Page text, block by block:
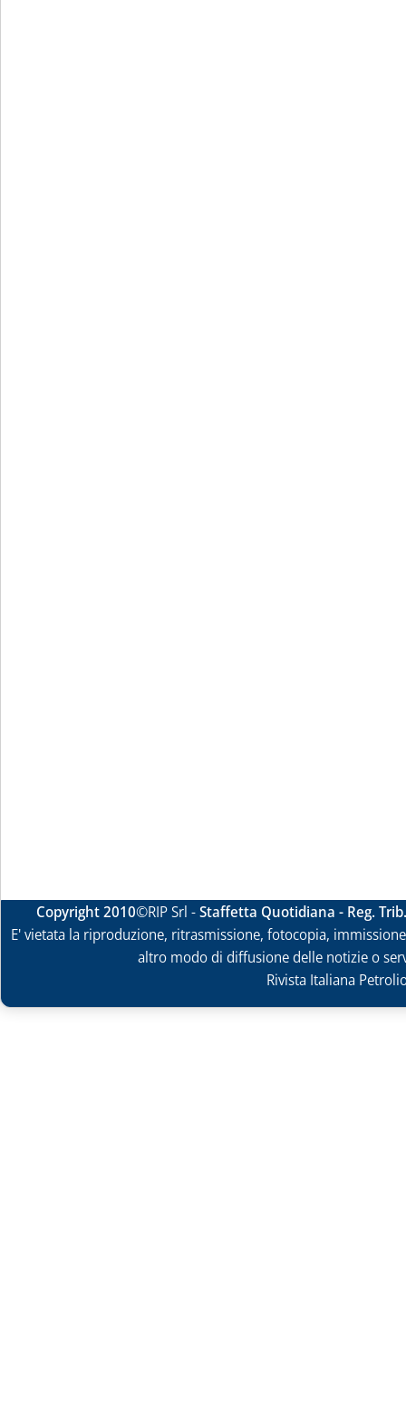
Copyright 2010©RIP Srl -Staffetta Quotidiana - Reg.
E' vietata la riproduzione, ritrasmissione, fotocopia,
altro modo di diffusione delle notizie o
Rivista Italiana